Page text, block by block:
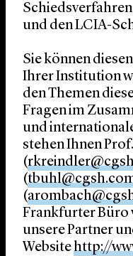
und den LCIA-
Sie können diesen
Ihrer Institution
den Themen
Fragen im
und
stehen Ihnen
(
(
(
Frankfurter Büro
unsere Partner
Websitehttp://